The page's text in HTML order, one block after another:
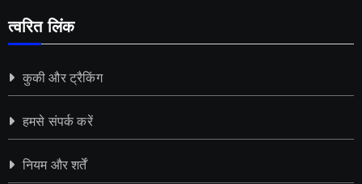
त्वरित लिंक
कुकी और ट्रैकिंग
हमसे संपर्क करें
नियम और शर्तें